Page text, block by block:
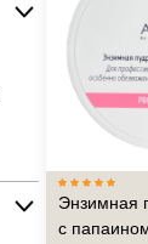
Энзимная
с